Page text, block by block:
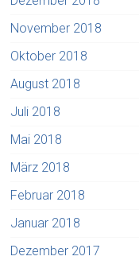
November 2018
Oktober 2018
August 2018
Juli 2018
Mai 2018
März 2018
Februar 2018
Januar 2018
Dezember 2017